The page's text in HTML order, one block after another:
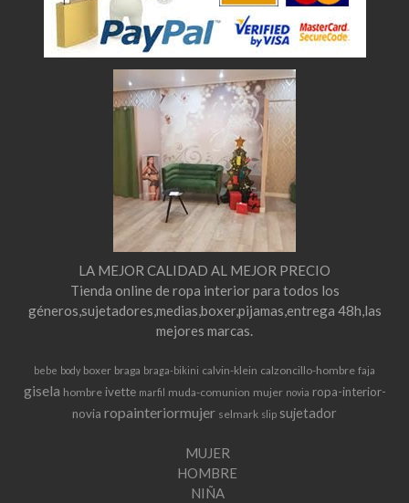
LA MEJOR CALIDAD AL MEJOR PRECIO
Tienda online de ropa interior para todos los
géneros,sujetadores,medias,boxer,pijamas,entrega 48h,las
mejores marcas.
bebe body boxer braga braga-bikini calvin-klein calzoncillo-hombre faja
gisela hombre ivette marfil muda-comunion mujer novia ropa-interior-
novia ropainteriormujer selmark slip sujetador
MUJER
HOMBRE
NIÑA